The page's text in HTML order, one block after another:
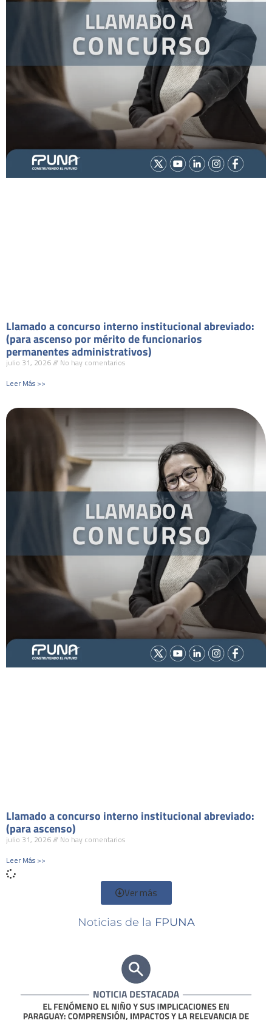
Llamado a concurso interno institucional abreviado:
(para ascenso por mérito de funcionarios
permanentes administrativos)
julio 31, 2026
No hay comentarios
Leer Más >>
Llamado a concurso interno institucional abreviado:
(para ascenso)
julio 31, 2026
No hay comentarios
Leer Más >>
Ver más
Noticias de la FPUNA